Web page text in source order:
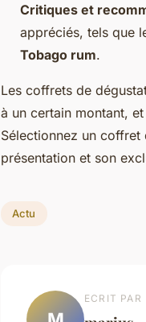
Critiques et
appréciés, tels que
Tobago rum.
Les coffrets de
à un certain montant,
Sélectionnez un coffret
présentation et son
Actu
ECRIT PAR